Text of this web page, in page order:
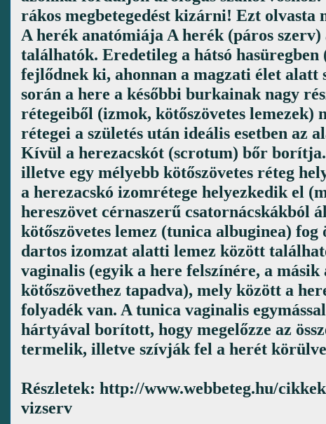
rákos megbetegedést kizárni! Ezt olvasta
A herék anatómiája A herék (páros szerv)
találhatók. Eredetileg a hátsó
fejlődnek ki, ahonnan a magzati élet alatt
során a here a későbbi burkainak nagy
rétegeiből (izmok, kötőszövetes lemezek)
rétegei a születés után ideális esetben az
Kívül a herezacskót (scrotum) bőr
illetve egy mélyebb kötőszövetes réteg
a herezacskó izomrétege helyezkedik el
hereszövet cérnaszerű csatornácskákból
kötőszövetes lemez (tunica albuginea) fog
dartos izomzat alatti lemez között
vaginalis (egyik a here felszínére, a
kötőszövethez tapadva), mely között a
folyadék van. A tunica vaginalis
hártyával borított, hogy megelőzze az
termelik, illetve szívják fel a herét
Részletek: http://www.webbeteg.hu/
vizserv